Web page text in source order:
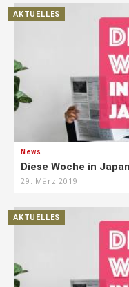
AKTUELLES
News
Diese Woche in
29. März 2019
AKTUELLES